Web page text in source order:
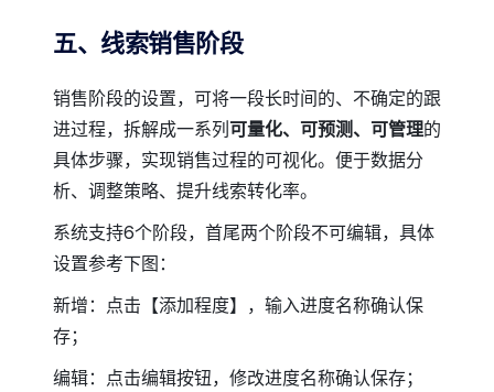
五、线索销售阶段
销售阶段的设置，可将一段长时间的、不确定的跟
进过程，拆解成一系列可量化、可预测、可管理的
具体步骤，实现销售过程的可视化。便于数据分
析、调整策略、提升线索转化率。
系统支持6个阶段，首尾两个阶段不可编辑，具体
设置参考下图：
新增：点击【添加程度】，输入进度名称确认保
存；
编辑：点击编辑按钮，修改进度名称确认保存；